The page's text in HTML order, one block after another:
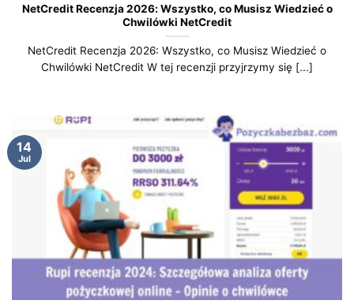
NetCredit Recenzja 2026: Wszystko, co Musisz Wiedzieć o
Chwilówki NetCredit
NetCredit Recenzja 2026: Wszystko, co Musisz Wiedzieć o
Chwilówki NetCredit W tej recenzji przyjrzymy się [...]
14
Jul